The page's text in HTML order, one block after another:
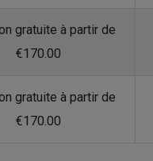
gratuite à partir de
€170.00
gratuite à partir de
€170.00